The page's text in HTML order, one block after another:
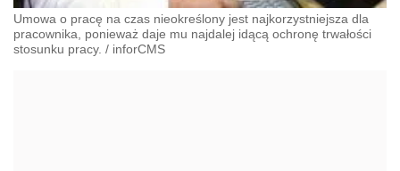
Umowa o pracę na czas nieokreślony jest najkorzystniejsza dla
pracownika, ponieważ daje mu najdalej idącą ochronę trwałości
stosunku pracy. / inforCMS